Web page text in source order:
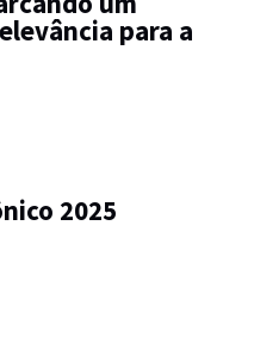
para a
2025